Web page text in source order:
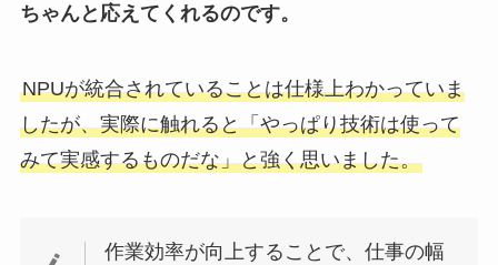
ちゃんと応えてくれるのです。
NPUが統合されていることは仕様上わかっていま
したが、実際に触れると「やっぱり技術は使って
みて実感するものだな」と強く思いました。
作業効率が向上することで、仕事の幅